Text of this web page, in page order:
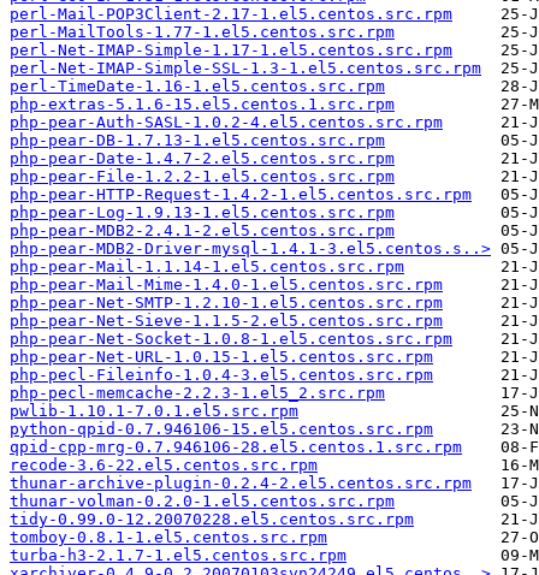
perl-Mail-POP3Client-2.17-1.el5.centos.src.rpm
perl-MailTools-1.77-1.el5.centos.src.rpm
perl-Net-IMAP-Simple-1.17-1.el5.centos.src.rpm
perl-Net-IMAP-Simple-SSL-1.3-1.el5.centos.src.rpm
perl-TimeDate-1.16-1.el5.centos.src.rpm
php-extras-5.1.6-15.el5.centos.1.src.rpm
php-pear-Auth-SASL-1.0.2-4.el5.centos.src.rpm
php-pear-DB-1.7.13-1.el5.centos.src.rpm
php-pear-Date-1.4.7-2.el5.centos.src.rpm
php-pear-File-1.2.2-1.el5.centos.src.rpm
php-pear-HTTP-Request-1.4.2-1.el5.centos.src.rpm
php-pear-Log-1.9.13-1.el5.centos.src.rpm
php-pear-MDB2-2.4.1-2.el5.centos.src.rpm
php-pear-MDB2-Driver-mysql-1.4.1-3.el5.centos.s..>
php-pear-Mail-1.1.14-1.el5.centos.src.rpm
php-pear-Mail-Mime-1.4.0-1.el5.centos.src.rpm
php-pear-Net-SMTP-1.2.10-1.el5.centos.src.rpm
php-pear-Net-Sieve-1.1.5-2.el5.centos.src.rpm
php-pear-Net-Socket-1.0.8-1.el5.centos.src.rpm
php-pear-Net-URL-1.0.15-1.el5.centos.src.rpm
php-pecl-Fileinfo-1.0.4-3.el5.centos.src.rpm
php-pecl-memcache-2.2.3-1.el5_2.src.rpm
pwlib-1.10.1-7.0.1.el5.src.rpm
python-qpid-0.7.946106-15.el5.centos.src.rpm
qpid-cpp-mrg-0.7.946106-28.el5.centos.1.src.rpm
recode-3.6-22.el5.centos.src.rpm
thunar-archive-plugin-0.2.4-2.el5.centos.src.rpm
thunar-volman-0.2.0-1.el5.centos.src.rpm
tidy-0.99.0-12.20070228.el5.centos.src.rpm
tomboy-0.8.1-1.el5.centos.src.rpm
turba-h3-2.1.7-1.el5.centos.src.rpm